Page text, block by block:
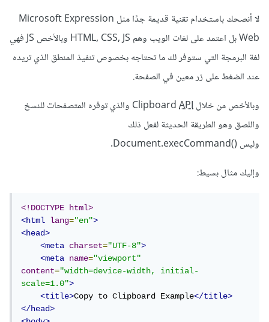
لا أنصحك باستخدام تقنية قديمة جدًا مثل Microsoft Expression
Web بل اعتمد على لغات الويب وهم HTML, CSS, JS وبالأخص JS فهي
لغة البرمجة التي ستوفر لك ما تحتاجه بخصوص تنفيذ المنطق الذي تريده
عند الضغط على زر معين في الصفحة.
وبالأخص من خلال ClipboardAPI
والذي توفره المتصفحات للنسخ
واللصق وهو الطريقة الحديثة لفعل ذلك
وليس Document.execCommand()‎.
وإليك مثال بسيط:
<!DOCTYPE html>
<html
lang="en">
<head>
<meta
charset="UTF-8">
<meta
name="viewport"
content="width=device-width, initial-
scale=1.0">
<title>Copy to Clipboard Example</title>
</head>